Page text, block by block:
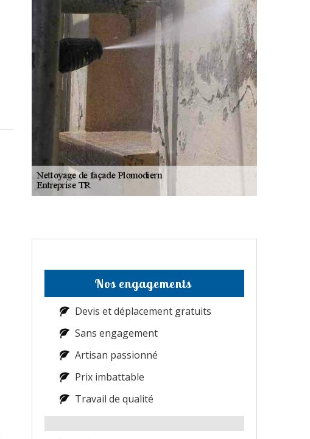
Nos engagements
Devis et déplacement gratuits
Sans engagement
Artisan passionné
Prix imbattable
Travail de qualité